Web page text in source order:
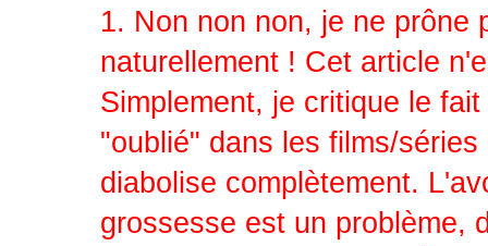
1. Non non non, je ne prône
naturellement ! Cet article
Simplement, je critique le
"oublié" dans les films/
diabolise complètement.
grossesse est un problème,